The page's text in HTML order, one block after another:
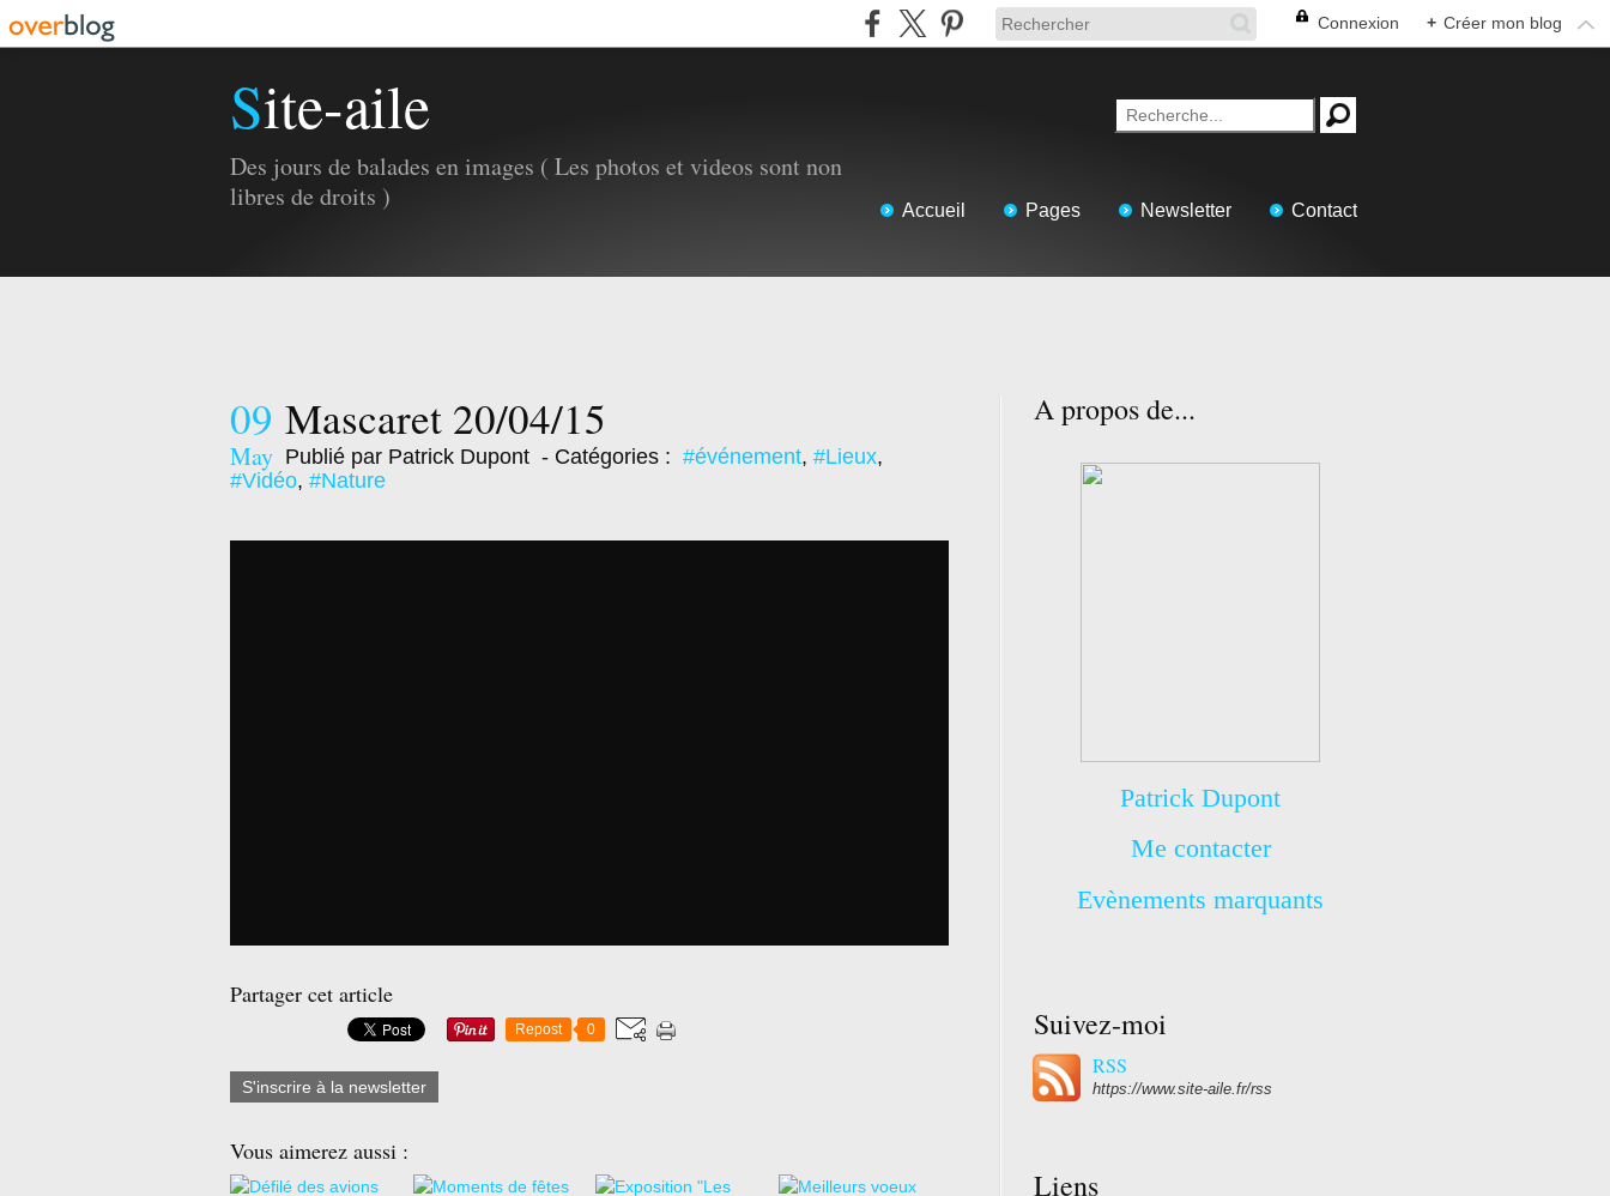
Connexion + Créer mon blog
Site-aile
Des jours de balades en images ( Les photos et videos sont non
libres de droits )
Accueil Pages Newsletter Contact
09
May
Mascaret 20/04/15
Publié par Patrick Dupont - Catégories : #événement, #Lieux,
#Vidéo, #Nature
Partager cet article
Repost 0
S'inscrire à la newsletter
Vous aimerez aussi :
A propos de...
Patrick Dupont
Me contacter
Evènements marquants
Suivez-moi
RSS
https://www.site-aile.fr/rss
Liens